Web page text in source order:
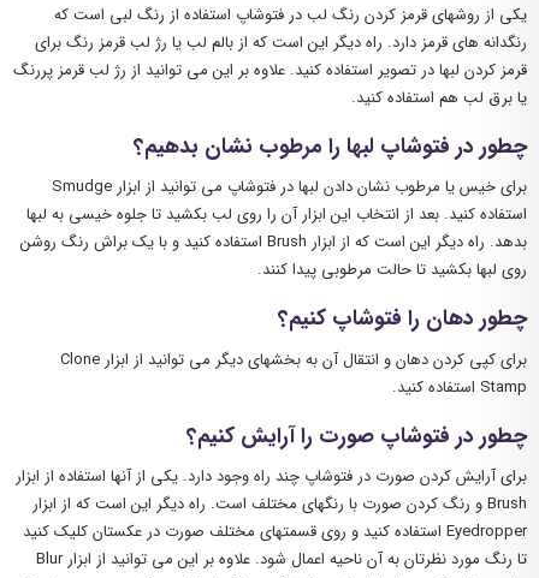
یکی از روشهای قرمز کردن رنگ لب در فتوشاپ استفاده از رنگ لبی است که
رنگدانه های قرمز دارد. راه دیگر این است که از بالم لب یا رژ لب قرمز رنگ برای
قرمز کردن لبها در تصویر استفاده کنید. علاوه بر این می توانید از رژ لب قرمز پررنگ
یا برق لب هم استفاده کنید.
چطور در فتوشاپ لبها را مرطوب نشان بدهیم؟
برای خیس یا مرطوب نشان دادن لبها در فتوشاپ می توانید از ابزار Smudge
استفاده کنید. بعد از انتخاب این ابزار آن را روی لب بکشید تا جلوه خیسی به لبها
بدهد. راه دیگر این است که از ابزار Brush استفاده کنید و با یک براش رنگ روشن
روی لبها بکشید تا حالت مرطوبی پیدا کنند.
چطور دهان را فتوشاپ کنیم؟
برای کپی کردن دهان و انتقال آن به بخشهای دیگر می توانید از ابزار Clone
Stamp استفاده کنید.
چطور در فتوشاپ صورت را آرایش کنیم؟
برای آرایش کردن صورت در فتوشاپ چند راه وجود دارد. یکی از آنها استفاده از ابزار
Brush و رنگ کردن صورت با رنگهای مختلف است. راه دیگر این است که از ابزار
Eyedropper استفاده کنید و روی قسمتهای مختلف صورت در عکستان کلیک کنید
تا رنگ مورد نظرتان به آن ناحیه اعمال شود. علاوه بر این می توانید از ابزار Blur